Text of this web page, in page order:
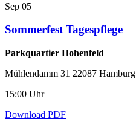
Sep 05
Sommerfest Tagespflege
Parkquartier Hohenfeld
Mühlendamm 31 22087 Hamburg
15:00 Uhr
Download PDF